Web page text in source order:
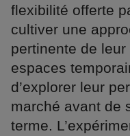
flexibilité offerte
cultiver une
pertinente de
espaces
d’explorer leur
marché avant de
terme.